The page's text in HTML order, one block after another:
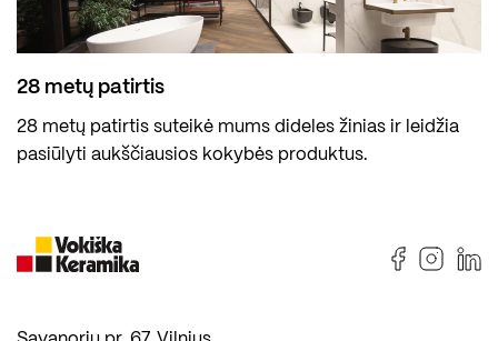
28 metų patirtis
28 metų patirtis suteikė mums dideles žinias ir leidžia
pasiūlyti aukščiausios kokybės produktus.